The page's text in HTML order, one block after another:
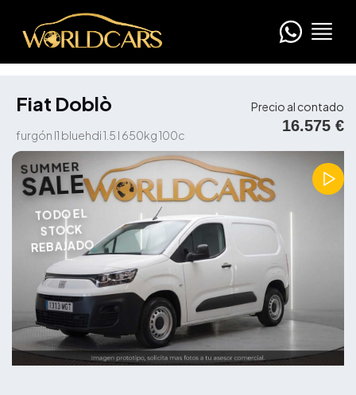
Fiat Doblò
furgón l1 bluehdi 1.5 l 650kg 100c
Precio al contado
16.575 €
SUMMER
SALE
TODO EL
STOCK
REBAJADO